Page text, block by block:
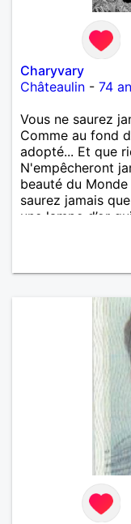
Charyvary
Châteaulin - 74
Vous ne saurez
Comme au fond
adopté... Et que
N'empêcheront
beauté du
saurez jamais
une lampe d’or